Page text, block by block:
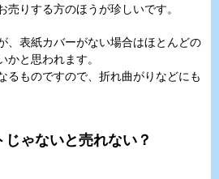
売りする方のほうが珍しいです。
、表紙カバーがない場合はほとんどの
かと思われます。
るものですので、折れ曲がりなどにも
ゃないと売れない？